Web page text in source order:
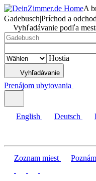
A
Gadebusch|Príchod a odchod
Vyhľadávanie podľa
Hostia
Vyhľadávanie
Prenájom ubytovania
English Deutsch
Zoznam miest